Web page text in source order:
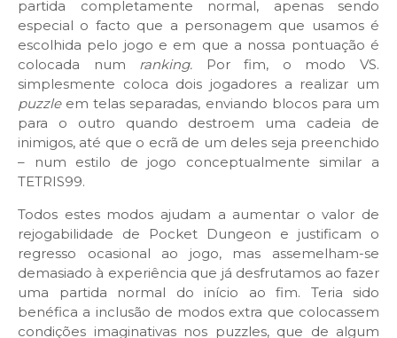
partida completamente normal, apenas sendo
especial o facto que a personagem que usamos é
escolhida pelo jogo e em que a nossa pontuação é
colocada num ranking.
Por fim, o modo VS.
simplesmente coloca dois jogadores a realizar um
puzzle em telas separadas, enviando blocos para um
para o outro quando destroem uma cadeia de
inimigos, até que o ecrã de um deles seja preenchido
– num estilo de jogo conceptualmente similar a
TETRIS99.
Todos estes modos ajudam a aumentar o valor de
rejogabilidade de Pocket Dungeon e justificam o
regresso ocasional ao jogo, mas assemelham-se
demasiado à experiência que já desfrutamos ao fazer
uma partida normal do início ao fim. Teria sido
benéfica a inclusão de modos extra que colocassem
condições imaginativas nos puzzles, que de algum